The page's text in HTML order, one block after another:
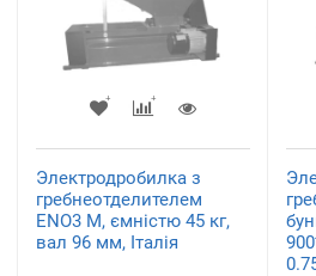
Электродробилка з
гребнеотделителем
ENO3 M, ємністю 45 кг,
вал 96 мм, Італія